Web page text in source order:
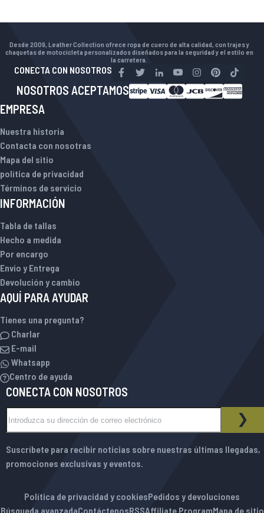
Desde 2009, Leather Collection ofrece ropa de cuero de alta calidad, con trajes y
chaquetas de motocicleta personalizados diseñados para la seguridad y el estilo en
la carretera.
CONECTA CON NOSOTROS
NOSOTROS ACEPTAMOS
EMPRESA
Nuestra historia
Contacta con nosotras
Mapa del sitio
política de privacidad
Términos de servicio
INFORMACIÓN
Tabla de tallas
Hecho a medida
Por encargo
Envío y Entrega
Devolución y cambio
AQUÍ PARA AYUDAR
Tienes una pregunta?
Charlar
E-mail
Whatsapp
Centro de ayuda
CONECTA CON NOSOTROS
BOLETÍN DE NOTICIAS
Suscríbete para recibir noticias sobre nuestras últimas llegadas,
promociones exclusivas y eventos.
Política de privacidad y cookiesPedidos y devoluciones
Búsqueda avanzadaContáctenosRSSAffiliate ProgramMapa de sitio